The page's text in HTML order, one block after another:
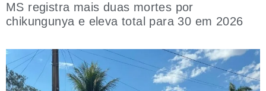
MS registra mais duas mortes por
chikungunya e eleva total para 30 em 2026